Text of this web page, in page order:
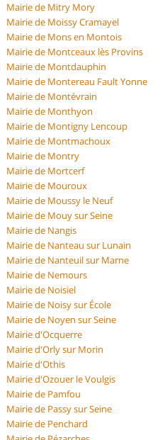
Mairie de Mitry Mory
Mairie de Moissy Cramayel
Mairie de Mons en Montois
Mairie de Montceaux lès Provins
Mairie de Montdauphin
Mairie de Montereau Fault Yonne
Mairie de Montévrain
Mairie de Monthyon
Mairie de Montigny Lencoup
Mairie de Montmachoux
Mairie de Montry
Mairie de Mortcerf
Mairie de Mouroux
Mairie de Moussy le Neuf
Mairie de Mouy sur Seine
Mairie de Nangis
Mairie de Nanteau sur Lunain
Mairie de Nanteuil sur Marne
Mairie de Nemours
Mairie de Noisiel
Mairie de Noisy sur École
Mairie de Noyen sur Seine
Mairie d'Ocquerre
Mairie d'Orly sur Morin
Mairie d'Othis
Mairie d'Ozouer le Voulgis
Mairie de Pamfou
Mairie de Passy sur Seine
Mairie de Penchard